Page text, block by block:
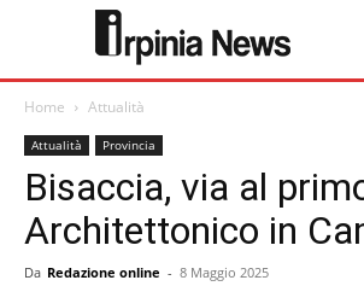
Home Attualità
Attualità Provincia
Bisaccia, via al
Architettonico in
Da Redazione online - 8 Maggio 2025